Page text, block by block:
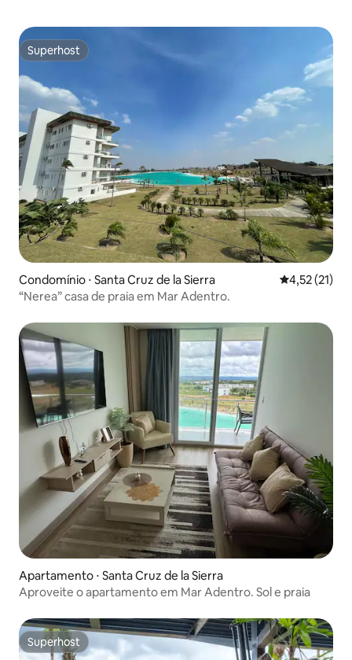
Superhost
Superhost
Condomínio ⋅ Santa Cruz de la Sierra 4,52 de uma
4,52 (21)
“Nerea” casa de praia em Mar Adentro.
Apartamento ⋅ Santa Cruz de la Sierra
Aproveite o apartamento em Mar Adentro. Sol e praia
Superhost
Superhost